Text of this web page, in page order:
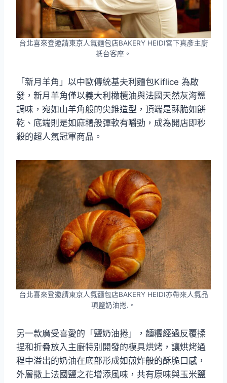
台北喜來登邀請東京人氣麵包店BAKERY HEIDI宮下真彥主廚
抵台客座。
「新月羊角」以中歐傳統基夫利麵包Kiflice 為啟
發，新月羊角僅以義大利橄欖油與法國天然灰海鹽
調味，宛如山羊角般的尖錐造型，頂端是酥脆如餅
乾、底端則是如麻糬般彈軟有嚼勁，成為開店即秒
殺的超人氣冠軍商品。
台北喜來登邀請東京人氣麵包店BAKERY HEIDI亦帶來人氣品
項鹽奶油捲.。
另一款廣受喜愛的「鹽奶油捲」，麵糰經過反覆揉
捏和折疊放入主廚特別開發的模具烘烤，讓烘烤過
程中溢出的奶油在底部形成如煎炸般的酥脆口感，
外層撒上法國鹽之花增添風味，共有原味與玉米鹽